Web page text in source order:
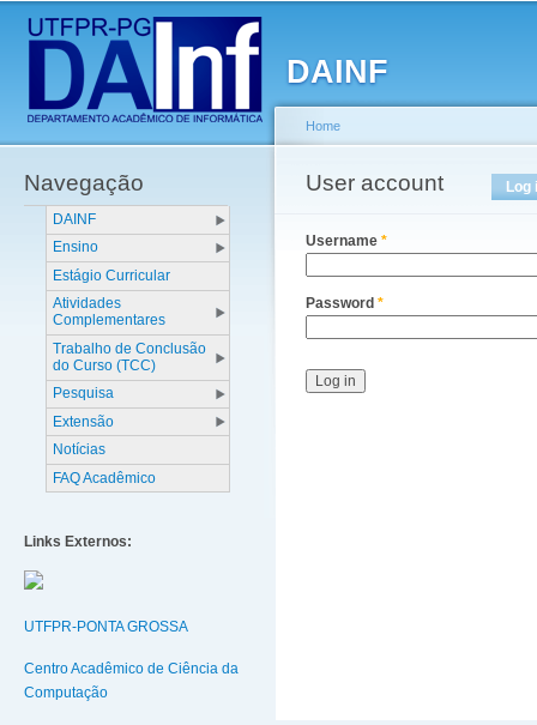
DAINF
Main menu
Navegação
DAINF
Ensino
Estágio Curricular
Atividades
Complementares
Trabalho de Conclusão
do Curso (TCC)
Pesquisa
Extensão
Notícias
FAQ Acadêmico
Links Externos:
UTFPR-PONTA GROSSA
Centro Acadêmico de Ciência da
Computação
You are here
Home
User account
Primary tabs Log
Username *
Password *